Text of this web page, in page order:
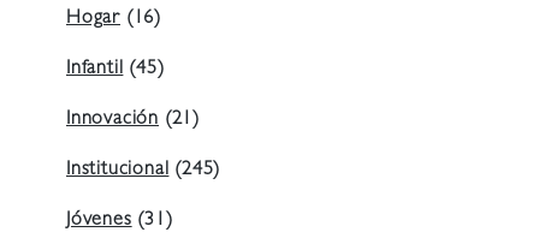
Hogar (16)
Infantil(45)
Innovación (21)
Institucional(245)
Jóvenes(31)